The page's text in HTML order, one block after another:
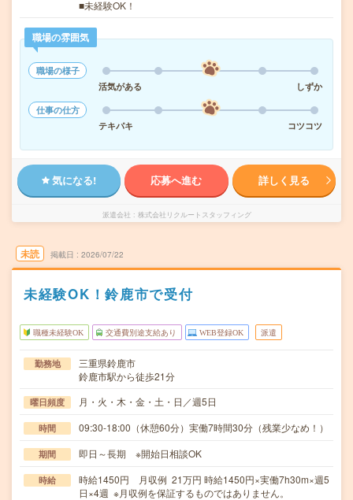
■未経験OK！
職場の雰囲気
職場の様子
活気がある
しずか
仕事の仕方
テキパキ
コツコツ
気になる! 応募へ進む 詳しく見る
派遣会社 株式会社リクルートスタッフィング
未読 掲載日 2026/07/22
未経験OK！鈴鹿市で受付
職種未経験OK 交通費別途支給あり WEB登録OK 派遣
勤務地
三重県鈴鹿市
鈴鹿市駅から徒歩21分
曜日頻度 月・火・木・金・土・日／週5日
時間 09:30-18:00（休憩60分）実働7時間30分（残業少なめ！）
期間 即日～長期 ※開始日相談OK
時給
時給1450円 月収例 21万円 時給1450円×実働7h30m×週5
日×4週 ※月収例を保証するものではありません。